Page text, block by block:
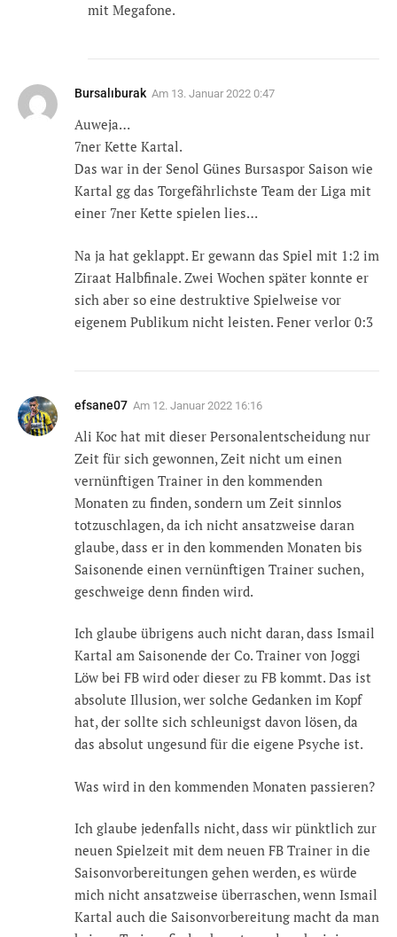
mit Megafone.
Bursalıburak Am 13. Januar 2022 0:47
Auweja…
7ner Kette Kartal.
Das war in der Senol Günes Bursaspor Saison wie
Kartal gg das Torgefährlichste Team der Liga mit
einer 7ner Kette spielen lies…
Na ja hat geklappt. Er gewann das Spiel mit 1:2 im
Ziraat Halbfinale. Zwei Wochen später konnte er
sich aber so eine destruktive Spielweise vor
eigenem Publikum nicht leisten. Fener verlor 0:3
efsane07 Am 12. Januar 2022 16:16
Ali Koc hat mit dieser Personalentscheidung nur
Zeit für sich gewonnen, Zeit nicht um einen
vernünftigen Trainer in den kommenden
Monaten zu finden, sondern um Zeit sinnlos
totzuschlagen, da ich nicht ansatzweise daran
glaube, dass er in den kommenden Monaten bis
Saisonende einen vernünftigen Trainer suchen,
geschweige denn finden wird.
Ich glaube übrigens auch nicht daran, dass Ismail
Kartal am Saisonende der Co. Trainer von Joggi
Löw bei FB wird oder dieser zu FB kommt. Das ist
absolute Illusion, wer solche Gedanken im Kopf
hat, der sollte sich schleunigst davon lösen, da
das absolut ungesund für die eigene Psyche ist.
Was wird in den kommenden Monaten passieren?
Ich glaube jedenfalls nicht, dass wir pünktlich zur
neuen Spielzeit mit dem neuen FB Trainer in die
Saisonvorbereitungen gehen werden, es würde
mich nicht ansatzweise überraschen, wenn Ismail
Kartal auch die Saisonvorbereitung macht da man